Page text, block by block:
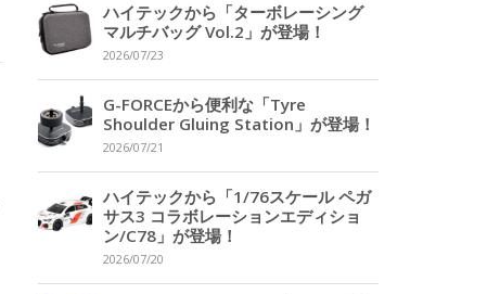
ハイテックから「ターボレーシング
マルチバッグ Vol.2」が登場！
2026/07/23
G-FORCEから便利な「Tyre
Shoulder Gluing Station」が登場！
2026/07/21
ハイテックから「1/76スケール ペガ
サス3 コラボレーションエディショ
ン/C78」が登場！
2026/07/20